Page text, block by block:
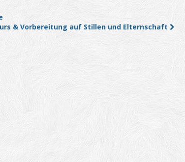
& Vorbereitung auf Stillen und Elternschaft